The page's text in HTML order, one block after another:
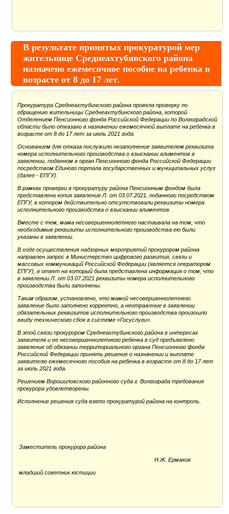
В результате принятых прокуратурой мер
жительнице Среднеахтубинского района
назначено ежемесячное пособие на ребенка в
возрасте от 8 до 17 лет.
Прокуратура Среднеахтубинского района провела проверку по
обращению жительницы Среднеахтубинского района, которой
Отделением Пенсионного фонда Российской Федерации по Волгоградской
области было отказано в назначении ежемесячной выплате на ребенка в
возрасте от 8 до 17 лет за июль 2021 года.
Основанием для отказа послужило незаполнение заявителем реквизита
номера исполнительного производства о взыскании алиментов в
заявлении, поданном в орган Пенсионного фонда Российской Федерации
посредством Единого портала государственных и муниципальных услуг
(далее - ЕПГУ).
В рамках проверки в прокуратуру района Пенсионным фондом была
представлена копия заявления Л. от 03.07.2021, поданного посредством
ЕПГУ, в котором действительно отсутствовали реквизиты номера
исполнительного производства о взыскании алиментов.
Вместе с тем, мама несовершеннолетнего настаивала на том, что
необходимые реквизиты исполнительного производства ею были
указаны в заявлении.
В ходе осуществления надзорных мероприятий прокурором района
направлен запрос в Министерство цифрового развития, связи и
массовых коммуникаций Российской Федерации (является оператором
ЕПГУ), в ответ на который была представлена информация о том, что
в заявлении Л. от 03.07.2021 реквизиты номера исполнительного
производства были заполнены.
Таким образом, установлено, что мамой несовершеннолетнего
заявление было заполнено корректно, а неотражение в заявлении
обязательных реквизитов исполнительного производства произошло
ввиду технического сбоя в системе «Госуслуги».
В этой связи прокурором Среднеахтубинского района в интересах
заявителя и ее несовершеннолетнего ребенка в суд предъявлено
заявление об обязании территориального органа Пенсионного фонда
Российской Федерации принять решение о назначении и выплате
заявителю ежемесячного пособия на ребенка в возрасте от 8 до 17 лет
за июль 2021 года.
Решением Ворошиловского районного суда г. Волгограда требования
прокурора удовлетворены.
Исполнение решения суда взято прокуратурой района на контроль.
Заместитель прокурора района
младший советник юстиции
Н.Ж. Ермаков